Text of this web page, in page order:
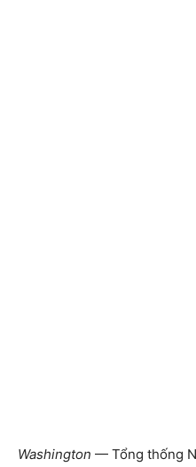
Washington — Tổng thống